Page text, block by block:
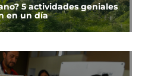
5 actividades geniales
en un día